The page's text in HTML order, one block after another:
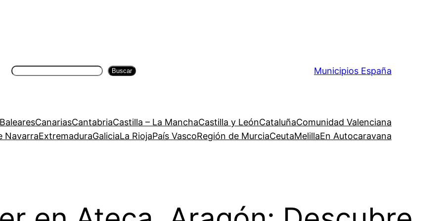
Buscar Buscar Municipios España
CanariasCantabriaCastilla – La ManchaCastilla y LeónCataluñaComunidad Valenciana
NavarraExtremaduraGaliciaLa RiojaPaís VascoRegión de MurciaCeutaMelillaEn Autocaravana